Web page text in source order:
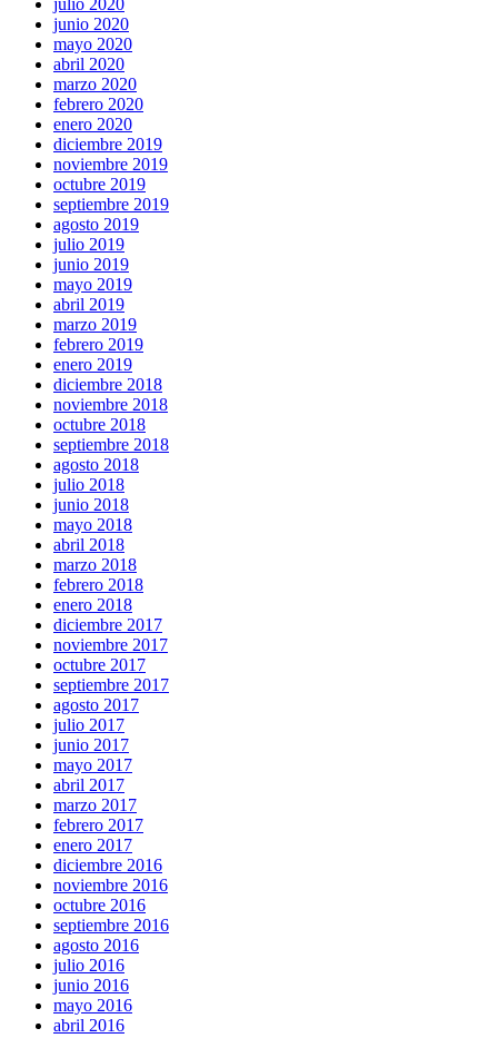
julio 2020
junio 2020
mayo 2020
abril 2020
marzo 2020
febrero 2020
enero 2020
diciembre 2019
noviembre 2019
octubre 2019
septiembre 2019
agosto 2019
julio 2019
junio 2019
mayo 2019
abril 2019
marzo 2019
febrero 2019
enero 2019
diciembre 2018
noviembre 2018
octubre 2018
septiembre 2018
agosto 2018
julio 2018
junio 2018
mayo 2018
abril 2018
marzo 2018
febrero 2018
enero 2018
diciembre 2017
noviembre 2017
octubre 2017
septiembre 2017
agosto 2017
julio 2017
junio 2017
mayo 2017
abril 2017
marzo 2017
febrero 2017
enero 2017
diciembre 2016
noviembre 2016
octubre 2016
septiembre 2016
agosto 2016
julio 2016
junio 2016
mayo 2016
abril 2016